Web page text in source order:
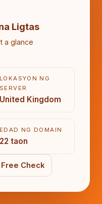
Ligtas
a glance
LOKASYON NG
SERVER
United Kingdom
EDAD NG DOMAIN
22 taon
Free Check